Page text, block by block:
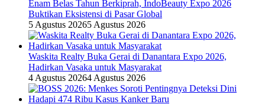
Enam Belas Tahun Berkiprah, IndoBeauty Expo 2026
Buktikan Eksistensi di Pasar Global
5 Agustus 20265 Agustus 2026
Waskita Realty Buka Gerai di Danantara Expo 2026,
Hadirkan Vasaka untuk Masyarakat
4 Agustus 20264 Agustus 2026